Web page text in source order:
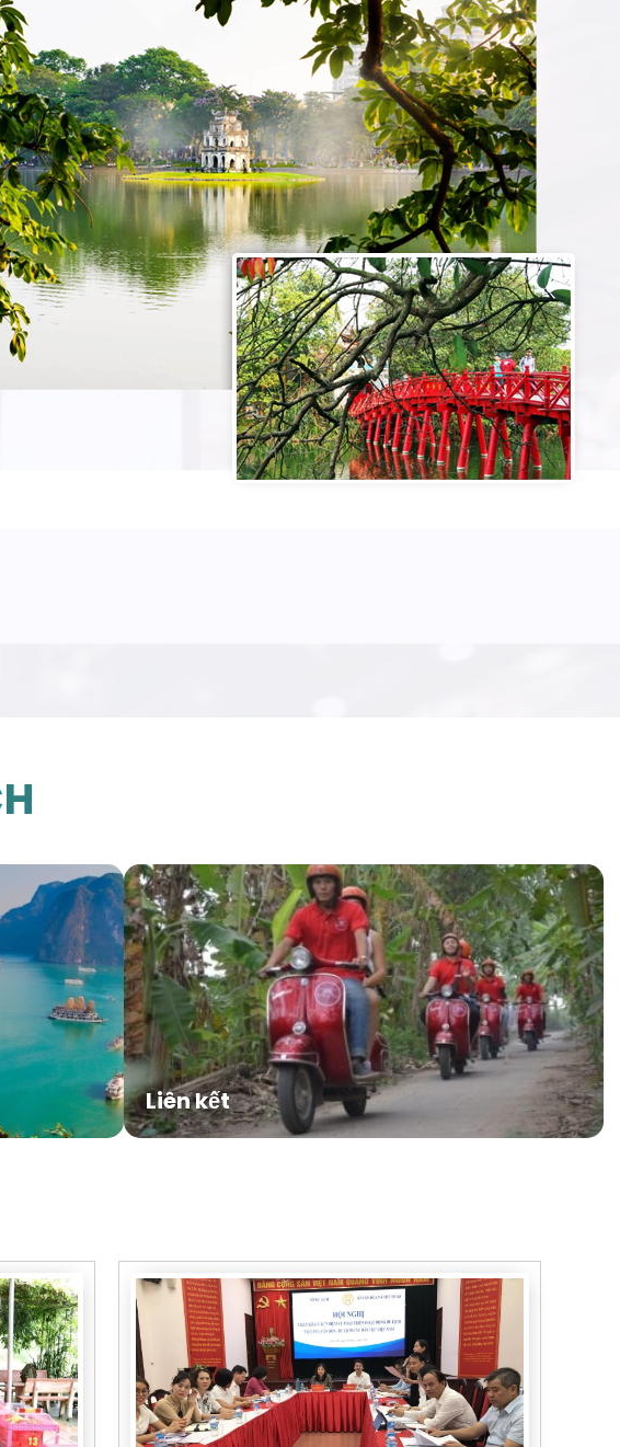
Liên kết